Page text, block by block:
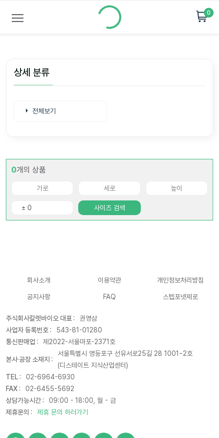
0
상세 분류
전체보기
0개의 상품
사이즈 검색
회사소개 이용약관 개인정보처리방침
공지사항 FAQ 스텝포넷제로
주식회사칼렛바이오 대표 :
권영삼
사업자 등록번호 :
543-81-01280
통신판매업 :
제2022-서울마포-2371호
본사·공장 소재지 :
서울특별시 영등포구 선유서로25길 28 1001~2호
(디스테이트 지식산업센터)
TEL :
02-6964-6930
FAX :
02-6455-5692
상담가능시간 :
09:00 - 18:00, 월 - 금
제휴문의 :
제휴 문의 하러가기